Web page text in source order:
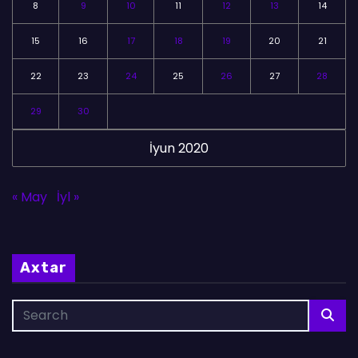
İyun 2020
8 9 10 11 12 13 14
15 16 17 18 19 20 21
22 23 24 25 26 27 28
29 30
« May İyl »
Axtar